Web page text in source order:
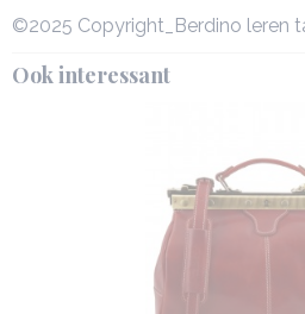
©2025 Copyright_Berdino leren
Ook interessant